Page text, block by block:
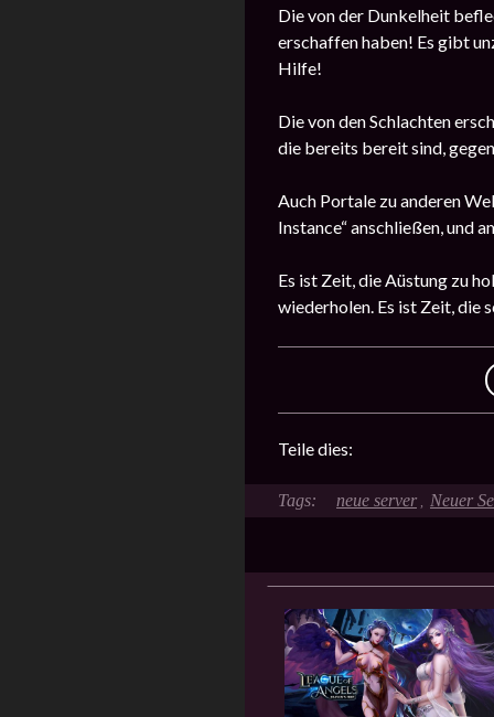
Die von der Dunkelheit
erschaffen haben! Es gibt
Hilfe!
Die von den Schlachten
die bereits bereit sind,
Auch Portale zu anderen
Instance“ anschließen, und
Es ist Zeit, die Aüstung zu
wiederholen. Es ist Zeit, die
Teile dies:
neue server Neuer